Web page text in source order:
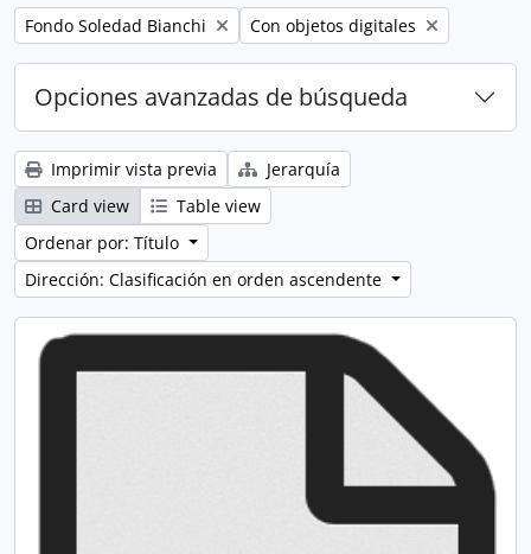
Remove filter:
Fondo Soledad Bianchi Remove filter:
Con objetos digitales
Opciones avanzadas de búsqueda
Imprimir vista previa
Jerarquía
Card view
Table view
Ordenar por: Título
Dirección: Clasificación en orden ascendente